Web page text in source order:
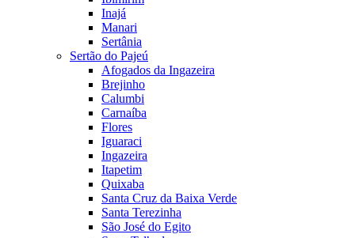
Inajá
Manari
Sertânia
Sertão do Pajeú
Afogados da Ingazeira
Brejinho
Calumbi
Carnaíba
Flores
Iguaraci
Ingazeira
Itapetim
Quixaba
Santa Cruz da Baixa Verde
Santa Terezinha
São José do Egito